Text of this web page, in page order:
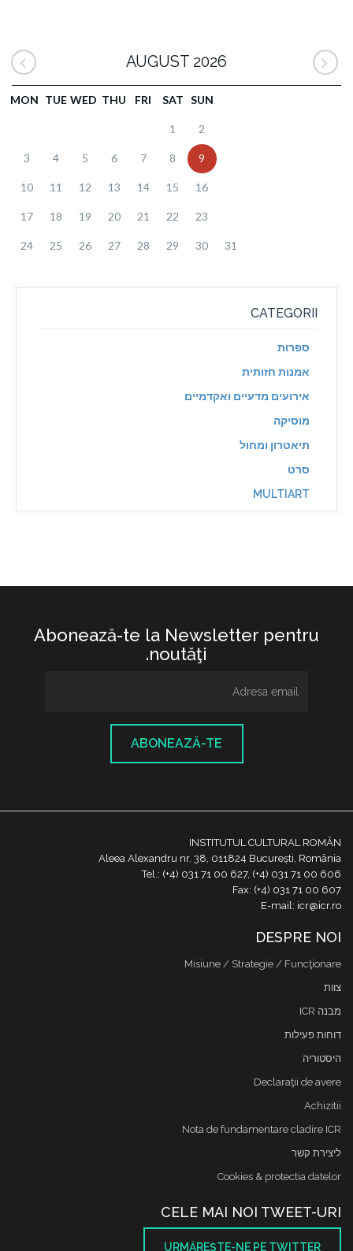
AUGUST 2026
MON TUE WED THU FRI SAT SUN
1 2
3 4 5 6 7 8 9
10 11 12 13 14 15 16
17 18 19 20 21 22 23
24 25 26 27 28 29 30 31
CATEGORII
ספרות
אמנות חזותית
אירועים מדעיים ואקדמיים
מוסיקה
תיאטרון ומחול
סרט
MULTIART
Abonează-te la Newsletter pentru
noutăţi.
ABONEAZĂ-TE
INSTITUTUL CULTURAL ROMÂN
Aleea Alexandru nr. 38, 011824 București, România
Tel.: (+4) 031 71 00 627, (+4) 031 71 00 606
Fax: (+4) 031 71 00 607
E-mail: icr@icr.ro
DESPRE NOI
Misiune / Strategie / Funcţionare
צוות
מבנה ICR
דוחות פעילות
היסטוריה
Declaraţii de avere
Achizitii
Nota de fundamentare cladire ICR
ליצירת קשר
Cookies & protectia datelor
CELE MAI NOI TWEET-URI
URMĂREŞTE-NE PE TWITTER